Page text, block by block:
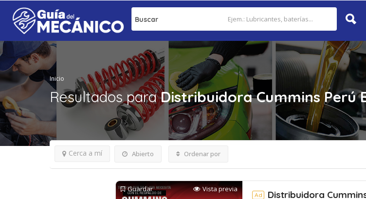
Buscar
Inicio
Resultados paraDistribuidora Cummins Perú
Abierto
Cerca a mí Ordenar por
Guardar Vista previa
Ad Distribuidora